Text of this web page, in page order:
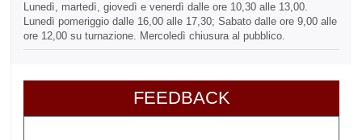
Lunedì, martedì, giovedì e venerdì dalle ore 10,30 alle 13,00.
Lunedì pomeriggio dalle 16,00 alle 17,30; Sabato dalle ore 9,00 alle
ore 12,00 su turnazione. Mercoledì chiusura al pubblico.
FEEDBACK